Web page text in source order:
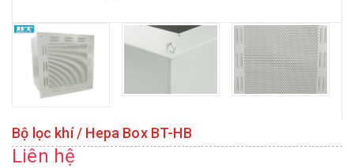
Bộ lọc khí / Hepa Box BT-HB
Liên hệ